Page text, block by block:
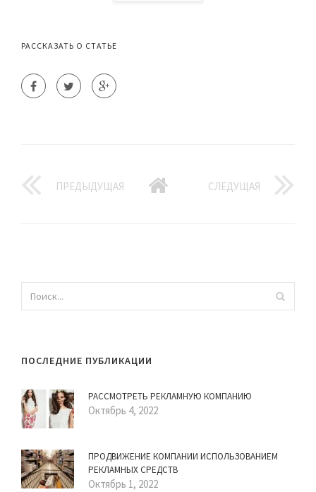
РАССКАЗАТЬ О СТАТЬЕ
ПРЕДЫДУЩАЯ СЛЕДУЩАЯ
ПОСЛЕДНИЕ ПУБЛИКАЦИИ
РАССМОТРЕТЬ РЕКЛАМНУЮ КОМПАНИЮ
Октябрь 4, 2022
ПРОДВИЖЕНИЕ КОМПАНИИ ИСПОЛЬЗОВАНИЕМ
РЕКЛАМНЫХ СРЕДСТВ
Октябрь 1, 2022